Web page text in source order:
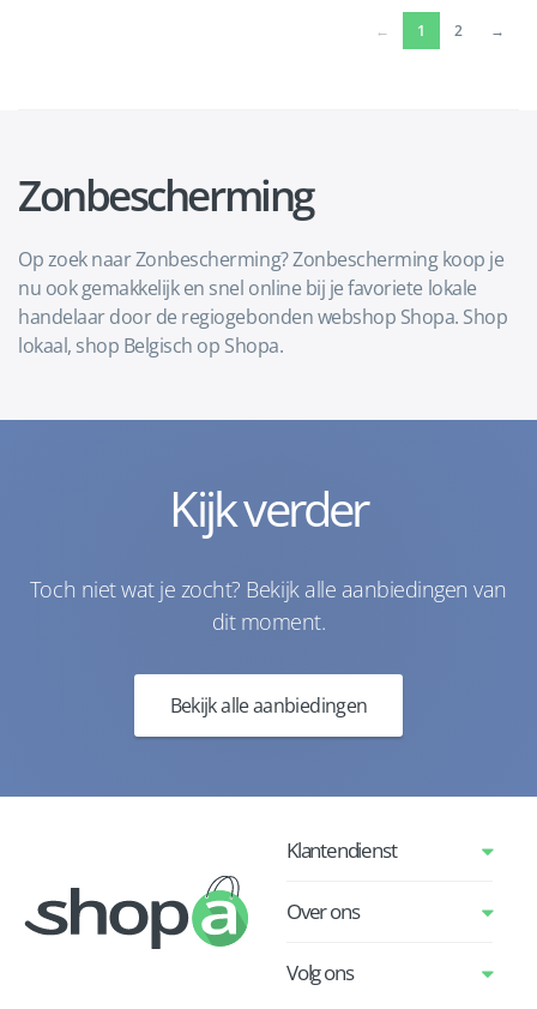
← 1 (current)
2 →
Zonbescherming
Op zoek naar Zonbescherming? Zonbescherming koop je
nu ook gemakkelijk en snel online bij je favoriete lokale
handelaar door de regiogebonden webshop Shopa. Shop
lokaal, shop Belgisch op Shopa.
Kijk verder
Toch niet wat je zocht? Bekijk alle aanbiedingen van
dit moment.
Bekijk alle aanbiedingen
Klantendienst
Over ons
Volg ons